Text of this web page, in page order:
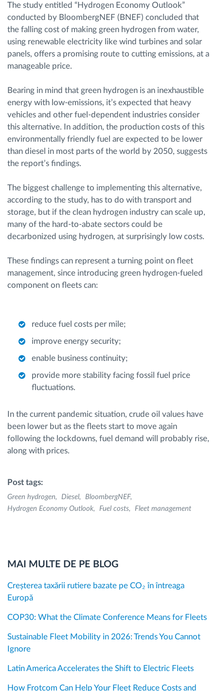
The study entitled “Hydrogen Economy Outlook”
conducted by BloombergNEF (BNEF) concluded that
the falling cost of making green hydrogen from water,
using renewable electricity like wind turbines and solar
panels, offers a promising route to cutting emissions, at a
manageable price.
Bearing in mind that green hydrogen is an inexhaustible
energy with low-emissions, it’s expected that heavy
vehicles and other fuel-dependent industries consider
this alternative. In addition, the production costs of this
environmentally friendly fuel are expected to be lower
than diesel in most parts of the world by 2050, suggests
the report’s findings.
The biggest challenge to implementing this alternative,
according to the study, has to do with transport and
storage, but if the clean hydrogen industry can scale up,
many of the hard-to-abate sectors could be
decarbonized using hydrogen, at surprisingly low costs.
These findings can represent a turning point on fleet
management, since introducing green hydrogen-fueled
component on fleets can:
reduce fuel costs per mile;
improve energy security;
enable business continuity;
provide more stability facing fossil fuel price
fluctuations.
In the current pandemic situation, crude oil values have
been lower but as the fleets start to move again
following the lockdowns, fuel demand will probably rise,
along with prices.
Post tags:
Green hydrogen Diesel
BloombergNEF
Hydrogen Economy Outlook
Fuel costs Fleet management
MAI MULTE DE PE BLOG
Creșterea taxării rutiere bazate pe CO₂ în întreaga
Europă
COP30: What the Climate Conference Means for Fleets
Sustainable Fleet Mobility in 2026: Trends You Cannot
Ignore
Latin America Accelerates the Shift to Electric Fleets
How Frotcom Can Help Your Fleet Reduce Costs and